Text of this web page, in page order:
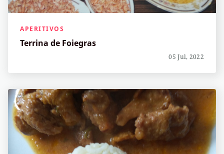
APERITIVOS
Terrina de Foiegras
05 Jul, 2022